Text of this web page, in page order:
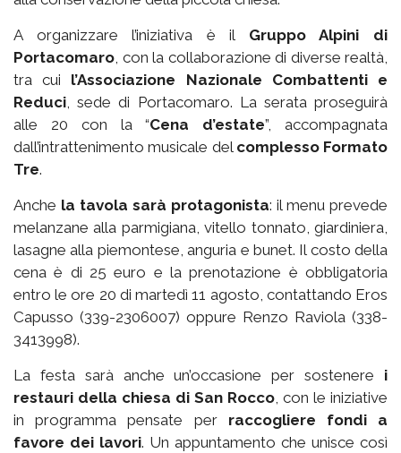
A organizzare l’iniziativa è il Gruppo Alpini di
Portacomaro , con la collaborazione di diverse realtà,
tra cui l’Associazione Nazionale Combattenti e
Reduci , sede di Portacomaro. La serata proseguirà
alle 20 con la “Cena d’estate”, accompagnata
dall’intrattenimento musicale del complesso Formato
Tre.
Anche la tavola sarà protagonista: il menu prevede
melanzane alla parmigiana, vitello tonnato, giardiniera,
lasagne alla piemontese, anguria e bunet. Il costo della
cena è di 25 euro e la prenotazione è obbligatoria
entro le ore 20 di martedì 11 agosto, contattando Eros
Capusso (339-2306007) oppure Renzo Raviola (338-
3413998).
La festa sarà anche un’occasione per sostenere i
restauri della chiesa di San Rocco , con le iniziative
in programma pensate per raccogliere fondi a
favore dei lavori. Un appuntamento che unisce così